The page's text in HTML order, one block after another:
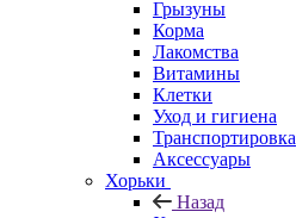
Грызуны
Корма
Лакомства
Витамины
Клетки
Уход и гигиена
Транспортировка
Аксессуары
Хорьки
Назад